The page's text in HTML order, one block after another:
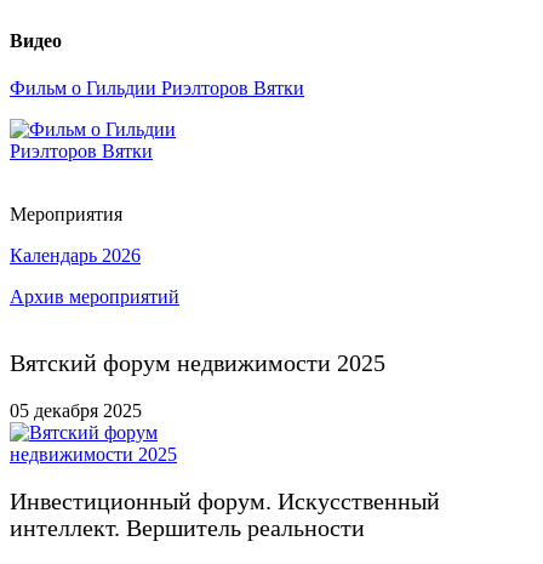
Видео
Фильм о Гильдии Риэлторов Вятки
Мероприятия
Календарь 2026
Архив мероприятий
Вятский форум недвижимости 2025
05 декабря 2025
Инвестиционный форум. Искусственный
интеллект. Вершитель реальности